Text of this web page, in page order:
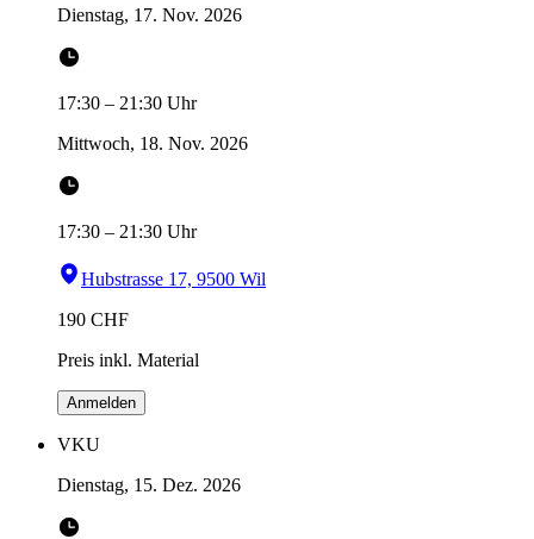
Dienstag, 17. Nov. 2026
17:30 – 21:30 Uhr
Mittwoch, 18. Nov. 2026
17:30 – 21:30 Uhr
Hubstrasse 17, 9500 Wil
190 CHF
Preis inkl. Material
Anmelden
VKU
Dienstag, 15. Dez. 2026